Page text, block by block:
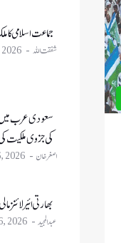
جماعت اسلامی کا
شفقت اللہ
سعودی عرب میں
کی جزوی ملکیت
اصغر خان 2026
بھارتی ائیر لائنز
عبدالمجید 2026